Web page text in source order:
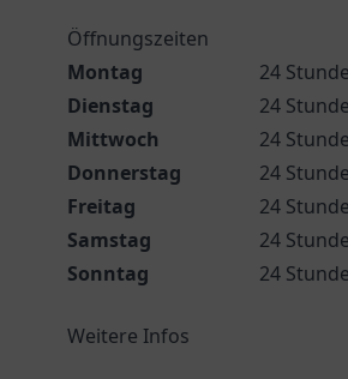
Öffnungszeiten
Montag
24
Dienstag
24
Mittwoch
24
Donnerstag
24
Freitag
24
Samstag
24
Sonntag
24
Weitere Infos